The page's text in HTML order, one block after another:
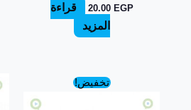
20.00 EGP
قراءة
المزيد
تخفيض!
السعر
الأصلي
هو: